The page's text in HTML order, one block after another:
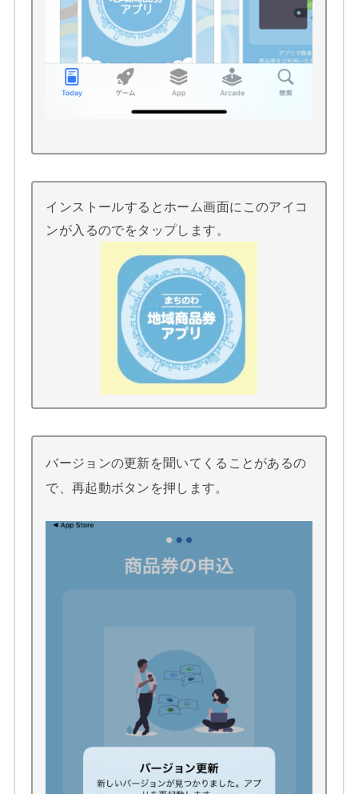
インストールするとホーム画面にこのアイコ
ンが入るのでをタップします。
バージョンの更新を聞いてくることがあるの
で、再起動ボタンを押します。